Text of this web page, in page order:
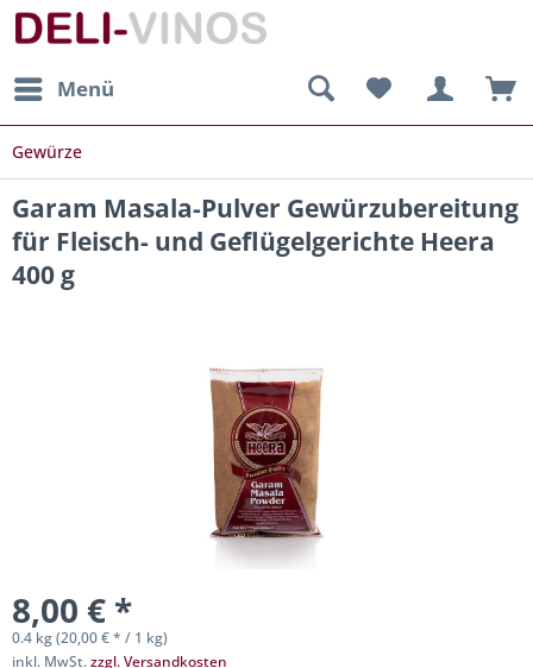
Menü
Gewürze
Garam Masala-Pulver Gewürzubereitung
für Fleisch- und Geflügelgerichte Heera
400 g
8,00 € *
0.4 kg (20,00 € * / 1 kg)
inkl. MwSt.zzgl. Versandkosten